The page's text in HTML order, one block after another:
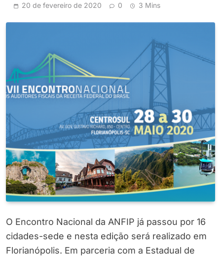
20 de fevereiro de 2020 0 3 Mins
O Encontro Nacional da ANFIP já passou por 16
cidades-sede e nesta edição será realizado em
Florianópolis. Em parceria com a Estadual de